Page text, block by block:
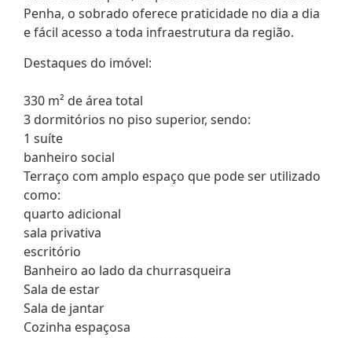
Penha, o sobrado oferece praticidade no dia a dia
e fácil acesso a toda infraestrutura da região.
Destaques do imóvel:
330 m² de área total
3 dormitórios no piso superior, sendo:
1 suíte
banheiro social
Terraço com amplo espaço que pode ser utilizado
como:
quarto adicional
sala privativa
escritório
Banheiro ao lado da churrasqueira
Sala de estar
Sala de jantar
Cozinha espaçosa